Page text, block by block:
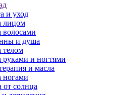
и уход
лицом
волосами
и душа
телом
руками и ногтями
и масла
ногами
от солнца